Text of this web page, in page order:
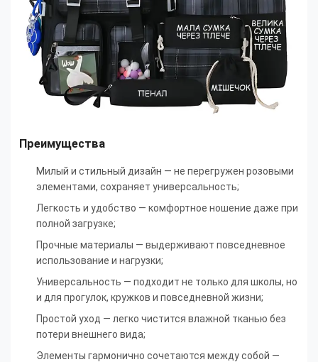
Преимущества
Милый и стильный дизайн — не перегружен розовыми
элементами, сохраняет универсальность;
Легкость и удобство — комфортное ношение даже при
полной загрузке;
Прочные материалы — выдерживают повседневное
использование и нагрузки;
Универсальность — подходит не только для школы, но
и для прогулок, кружков и повседневной жизни;
Простой уход — легко чистится влажной тканью без
потери внешнего вида;
Элементы гармонично сочетаются между собой —